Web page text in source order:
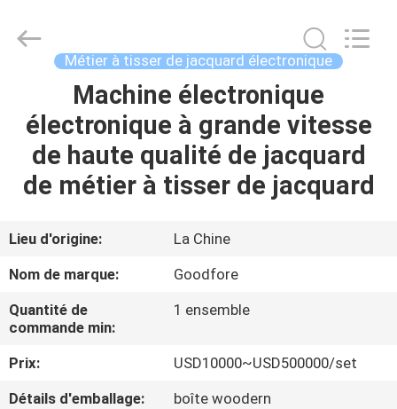
LA
MAISON
VIDÉOS
À
PROPOS
DE
Goodfore
Métier à tisser de jacquard électronique
Machine électronique
électronique à grande vitesse
de haute qualité de jacquard
de métier à tisser de jacquard
Lieu d'origine:
La Chine
Nom de marque:
Goodfore
Quantité de
commande min:
1 ensemble
Prix:
USD10000~USD500000/set
Détails d'emballage:
boîte woodern